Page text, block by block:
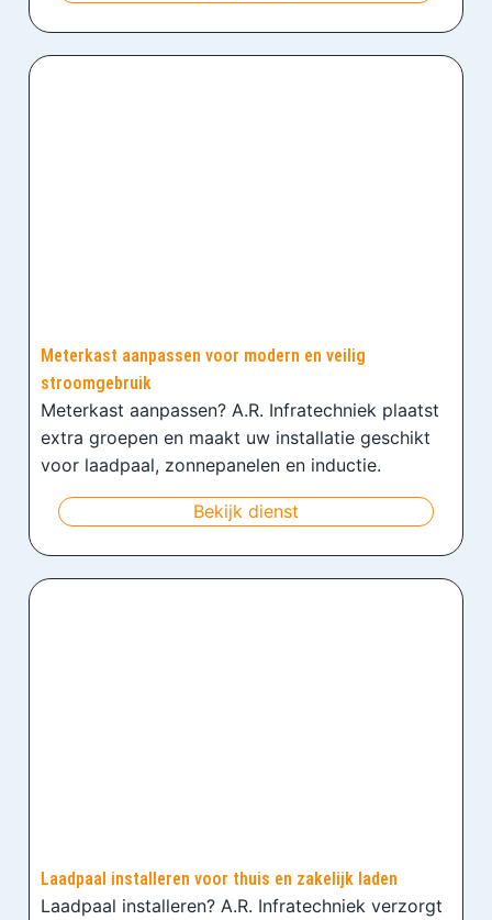
Meterkast aanpassen voor modern en veilig
stroomgebruik
Meterkast aanpassen? A.R. Infratechniek plaatst
extra groepen en maakt uw installatie geschikt
voor laadpaal, zonnepanelen en inductie.
Bekijk dienst
Laadpaal installeren voor thuis en zakelijk laden
Laadpaal installeren? A.R. Infratechniek verzorgt